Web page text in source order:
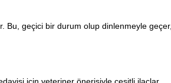
Bu, geçici bir durum olup dinlenmeyle geçer,